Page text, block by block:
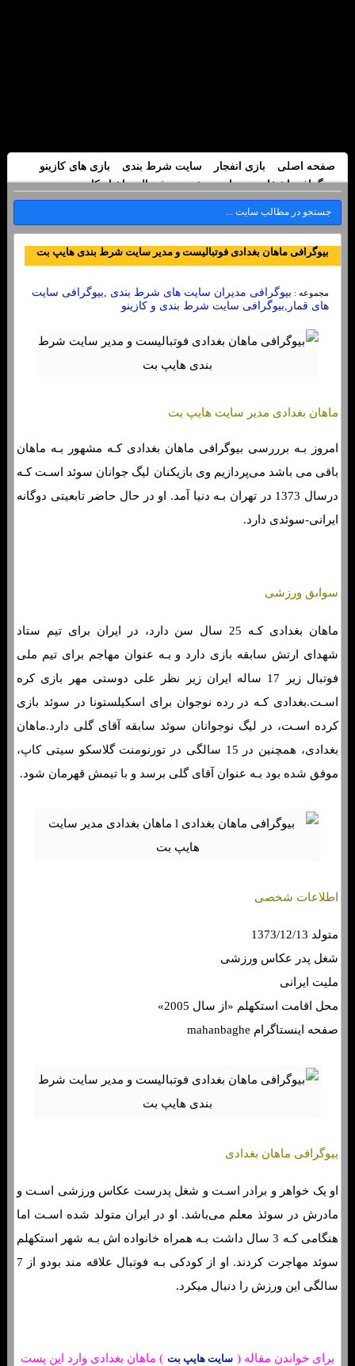
صفحه اصلی بازی انفجار سایت شرط بندی
بازی های کازینو
بیوگرافی اشخاص
سایت پیش بینی فوتبال اخبار کازینو
بیوگرافی ماهان بغدادی فوتبالیست و مدیر سایت شرط بندی هایپ بت
مجموعه : بیوگرافی مدیران سایت های شرط بندی ,بیوگرافی سایت
های قمار,بیوگرافی سایت شرط بندی و کازینو
ماهان بغدادی مدیر سایت هایپ بت
امروز بـه برررسی بیوگرافی ماهان بغدادی کـه مشهور بـه ماهان
باقی می باشد می‌پردازیم وی بازیکنان لیگ جوانان سوئد اسـت کـه
درسال 1373 در تهران بـه دنیا آمد. او در حال حاضر تابعیتی دوگانه
ایرانی-سوئدی دارد.
سوابق ورزشی
ماهان بغدادی کـه 25 سال سن دارد، در ایران برای تیم ستاد
شهدای ارتش سابقه بازی دارد و بـه عنوان مهاجم برای تیم ملی
فوتبال زیر 17 ساله ایران زیر نظر علی دوستی مهر بازی کره
اسـت.بغدادی کـه در رده نوجوان برای اسکیلستونا در سوئد بازی
کرده اسـت، در لیگ نوجوانان سوئد سابقه آقای گلی دارد.ماهان
بغدادی، همچنین در 15 سالگی در تورنومنت گلاسکو سیتی کاپ،
موفق شده بود بـه عنوان آقای گلی برسد و با تیمش قهرمان شود.
اطلاعات شخصی
متولد 1373/12/13
شغل پدر عکاس ورزشی
ملیت ایرانی
محل اقامت استکهلم «از سال 2005»
صفحه اینستاگرام mahanbaghe
بیوگرافی ماهان بغدادی
او یک خواهر و برادر اسـت و شغل پدرست عکاس ورزشی اسـت و
مادرش در سوئذ معلم می‌باشد. او در ایران متولد شده اسـت اما
هنگامی کـه 3 سال داشت بـه همراه خانواده اش بـه شهر استکهلم
سوئد مهاجرت کردند. او از کودکی بـه فوتبال علاقه مند بودو از 7
سالگی این ورزش را دنبال میکرد.
برای خواندن مقاله ( سایت هایپ بت ) ماهان بغدادی وارد این پست